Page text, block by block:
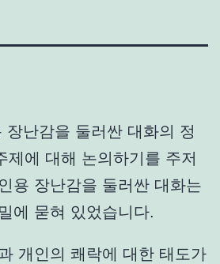
장난감을 둘러싼 대화의 정
제에 대해 논의하기를 주저
용 장난감을 둘러싼 대화는
에 묻혀 있었습니다.
개인의 쾌락에 대한 태도가